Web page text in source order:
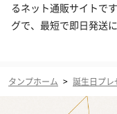
るネット通販サイトで
グで、最短で即日発送
タンプホーム > 誕生日プレ